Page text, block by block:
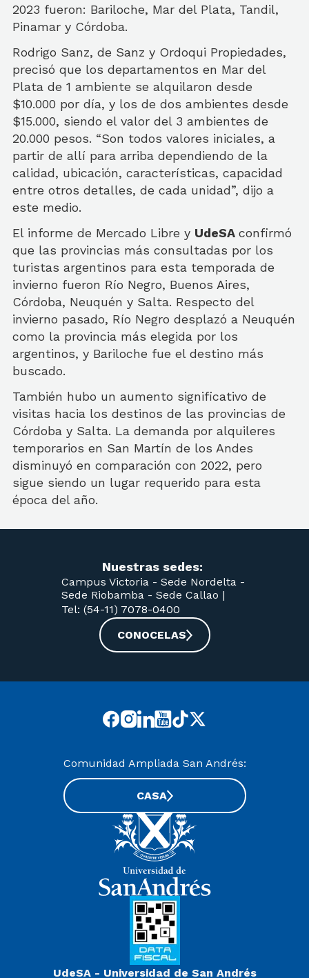
2023 fueron: Bariloche, Mar del Plata, Tandil,
Pinamar y Córdoba.
Rodrigo Sanz, de Sanz y Ordoqui Propiedades,
precisó que los departamentos en Mar del
Plata de 1 ambiente se alquilaron desde
$10.000 por día, y los de dos ambientes desde
$15.000, siendo el valor del 3 ambientes de
20.000 pesos. “Son todos valores iniciales, a
partir de allí para arriba dependiendo de la
calidad, ubicación, características, capacidad
entre otros detalles, de cada unidad”, dijo a
este medio.
El informe de Mercado Libre y UdeSA confirmó
que las provincias más consultadas por los
turistas argentinos para esta temporada de
invierno fueron Río Negro, Buenos Aires,
Córdoba, Neuquén y Salta. Respecto del
invierno pasado, Río Negro desplazó a Neuquén
como la provincia más elegida por los
argentinos, y Bariloche fue el destino más
buscado.
También hubo un aumento significativo de
visitas hacia los destinos de las provincias de
Córdoba y Salta. La demanda por alquileres
temporarios en San Martín de los Andes
disminuyó en comparación con 2022, pero
sigue siendo un lugar requerido para esta
época del año.
Nuestras sedes:
Campus Victoria - Sede Nordelta -
Sede Riobamba - Sede Callao |
Tel: (54-11) 7078-0400
CONOCELAS
UdeSA - Universidad de San Andrés
Comunidad Ampliada San Andrés:
CASA